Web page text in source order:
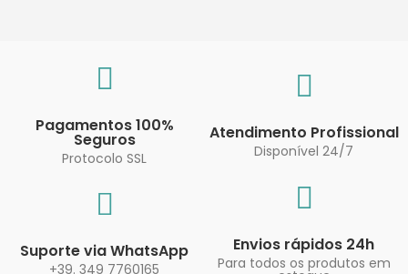
Pagamentos 100%
Seguros
Protocolo SSL
Atendimento Profissional
Disponível 24/7
Suporte via WhatsApp
+39. 349 7760165
Envios rápidos 24h
Para todos os produtos em